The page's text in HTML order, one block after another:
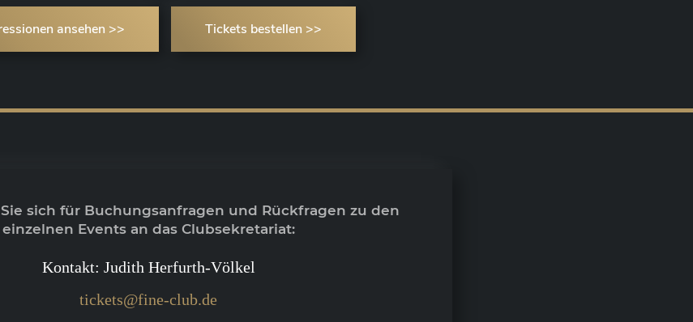
ansehen >> Tickets bestellen >>
sich für Buchungsanfragen und Rückfragen zu den
einzelnen Events an das Clubsekretariat:
Kontakt: Judith Herfurth-Völkel
tickets@fine-club.de